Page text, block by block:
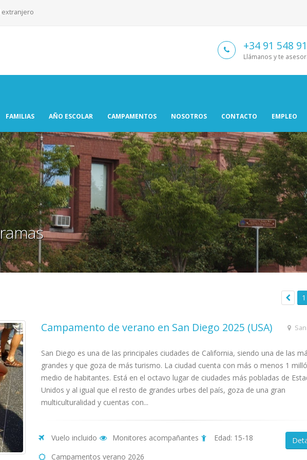
extranjero
+34 91 548
Llámanos y te
FAMILIAS AÑO ESCOLAR CAMPAMENTOS NOSOTROS CONTACTO EMPLEO
1
Campamento de verano en San Diego 2025 (USA)
San Diego es una de las principales ciudades de California, siendo una de las
grandes y que goza de más turismo. La ciudad cuenta con más o menos 1
medio de habitantes. Está en el octavo lugar de ciudades más pobladas de
Unidos y al igual que el resto de grandes urbes del país, goza de una gran
multiculturalidad y cuentas con...
Vuelo incluido Monitores acompañantes
Edad: 15-18
Campamentos verano 2026